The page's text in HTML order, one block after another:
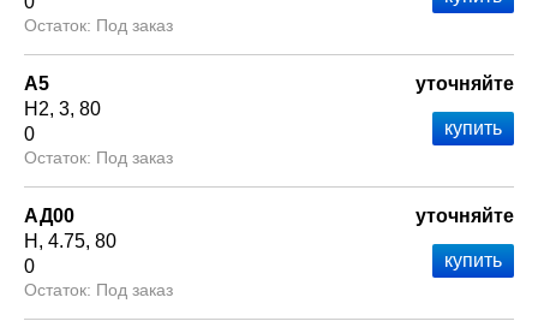
Под заказ
А5
Н2 3 80
0
Под заказ
уточняйте
АД00
Н
4.75 80
0
Под заказ
уточняйте